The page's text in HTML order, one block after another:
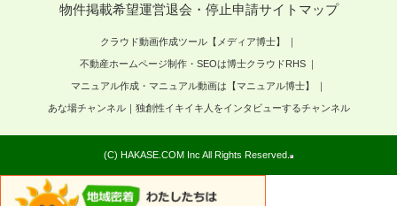
物件掲載希望運営退会・停止申請サイトマップ
クラウド動画作成ツール【メディア博士】
不動産ホームページ制作・SEOは博士クラウドRHS
マニュアル作成・マニュアル動画は【マニュアル博士】
あな場チャンネル｜独創性イキイキ人をインタビューするチャンネル
(C) HAKASE.COM Inc All Rights Reserved.